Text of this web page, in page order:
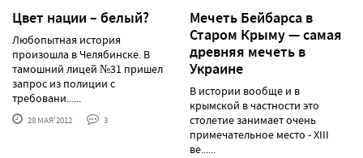
Цвет нации – белый?
Любопытная история
произошла в Челябинске. В
тамошний лицей №31 пришел
запрос из полиции с
требовани......
28 МАЯ'2012 3
Мечеть Бейбарса в
Старом Крыму — самая
древняя мечеть в
Украине
В истории вообще и в
крымской в частности это
столетие занимает очень
примечательное место - XIII
ве......